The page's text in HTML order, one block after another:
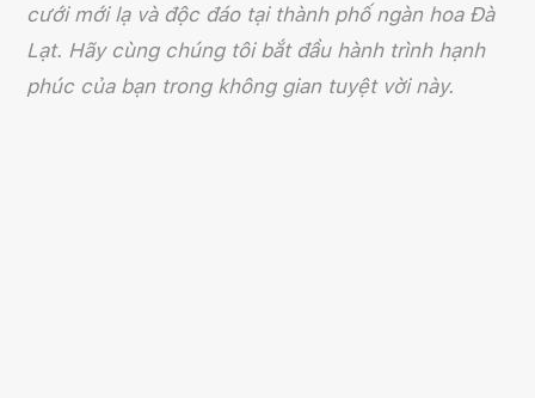
cưới mới lạ và độc đáo tại thành phố ngàn hoa Đà
Lạt. Hãy cùng chúng tôi bắt đầu hành trình hạnh
phúc của bạn trong không gian tuyệt vời này.